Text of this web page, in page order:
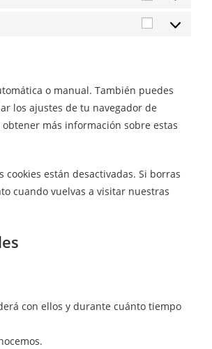
Estadísticas
Marketing
o manual. También puedes
los ajustes de tu navegador de
más información sobre estas
están desactivadas. Si borras
cuando vuelvas a visitar nuestras
con ellos y durante cuánto tiempo